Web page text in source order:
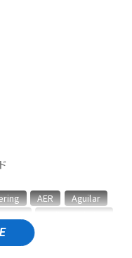
DTM
レコーディング機器
AER
Aguilar
Amps
Carr